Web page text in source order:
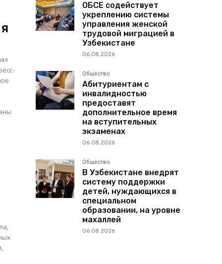
ОБСЕ содействует
укреплению системы
управления женской
трудовой миграцией в
Узбекистане
06.08.2026
Общество
Абитуриентам с
инвалидностью
предоставят
дополнительное время
на вступительных
экзаменах
06.08.2026
Общество
В Узбекистане внедрят
систему поддержки
детей, нуждающихся в
специальном
образовании, на уровне
махаллей
06.08.2026